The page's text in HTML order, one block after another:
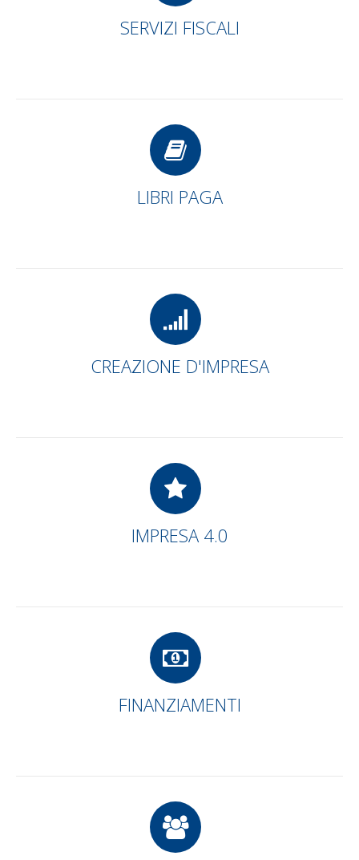
SERVIZI FISCALI
LIBRI PAGA
CREAZIONE D'IMPRESA
IMPRESA 4.0
FINANZIAMENTI